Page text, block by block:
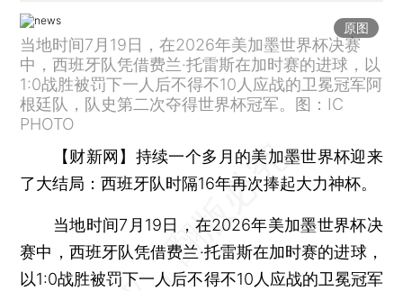
原图
当地时间7月19日，在2026年美加墨世界杯决赛
中，西班牙队凭借费兰·托雷斯在加时赛的进球，以
1:0战胜被罚下一人后不得不10人应战的卫冕冠军阿
根廷队，队史第二次夺得世界杯冠军。图：IC
PHOTO
【财新网】 持续一个多月的美加墨世界杯迎来
了大结局：西班牙队时隔16年再次捧起大力神杯。
当地时间7月19日，在2026年美加墨世界杯决
赛中，西班牙队凭借费兰·托雷斯在加时赛的进球，
以1:0战胜被罚下一人后不得不10人应战的卫冕冠军